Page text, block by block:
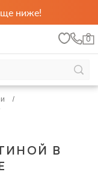
ниже!
0
В